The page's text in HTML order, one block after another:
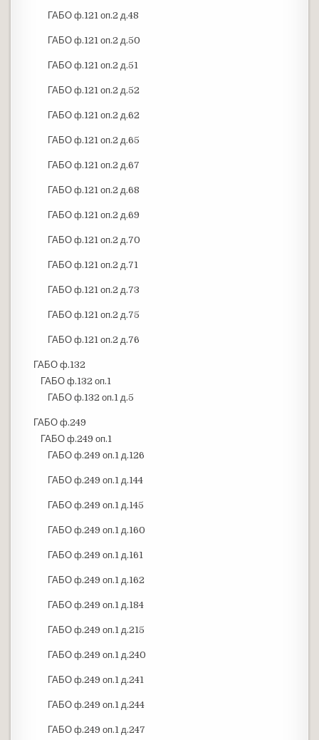
ГАБО ф.121 оп.2 д.48
ГАБО ф.121 оп.2 д.50
ГАБО ф.121 оп.2 д.51
ГАБО ф.121 оп.2 д.52
ГАБО ф.121 оп.2 д.62
ГАБО ф.121 оп.2 д.65
ГАБО ф.121 оп.2 д.67
ГАБО ф.121 оп.2 д.68
ГАБО ф.121 оп.2 д.69
ГАБО ф.121 оп.2 д.70
ГАБО ф.121 оп.2 д.71
ГАБО ф.121 оп.2 д.73
ГАБО ф.121 оп.2 д.75
ГАБО ф.121 оп.2 д.76
ГАБО ф.132
ГАБО ф.132 оп.1
ГАБО ф.132 оп.1 д.5
ГАБО ф.249
ГАБО ф.249 оп.1
ГАБО ф.249 оп.1 д.126
ГАБО ф.249 оп.1 д.144
ГАБО ф.249 оп.1 д.145
ГАБО ф.249 оп.1 д.160
ГАБО ф.249 оп.1 д.161
ГАБО ф.249 оп.1 д.162
ГАБО ф.249 оп.1 д.184
ГАБО ф.249 оп.1 д.215
ГАБО ф.249 оп.1 д.240
ГАБО ф.249 оп.1 д.241
ГАБО ф.249 оп.1 д.244
ГАБО ф.249 оп.1 д.247